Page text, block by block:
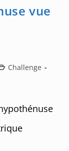
vue
Challenge